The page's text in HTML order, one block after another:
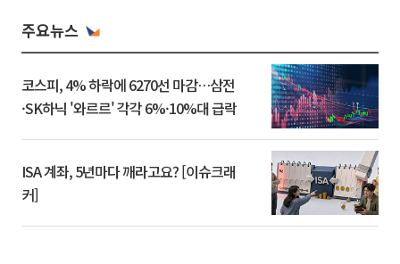
주요뉴스
코스피, 4% 하락에 6270선 마감…삼전
·SK하닉 '와르르' 각각 6%·10%대 급락
ISA 계좌, 5년마다 깨라고요? [이슈크래
커]